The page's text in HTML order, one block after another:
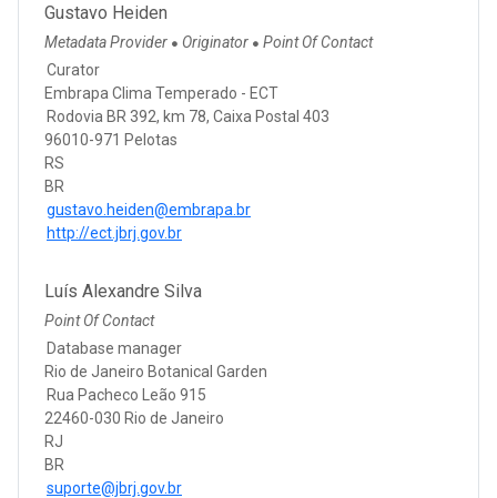
Gustavo Heiden
Metadata Provider ● Originator ● Point Of Contact
Curator
Embrapa Clima Temperado - ECT
Rodovia BR 392, km 78, Caixa Postal 403
96010-971 Pelotas
RS
BR
gustavo.heiden@embrapa.br
http://ect.jbrj.gov.br
Luís Alexandre Silva
Point Of Contact
Database manager
Rio de Janeiro Botanical Garden
Rua Pacheco Leão 915
22460-030 Rio de Janeiro
RJ
BR
suporte@jbrj.gov.br